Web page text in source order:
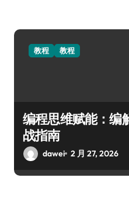
教程 教程
编程思维赋能：编
战指南
dawei 2 月 27, 2026